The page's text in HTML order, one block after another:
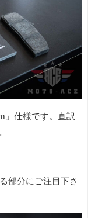
」仕様です。直訳
。
部分にご注目下さ